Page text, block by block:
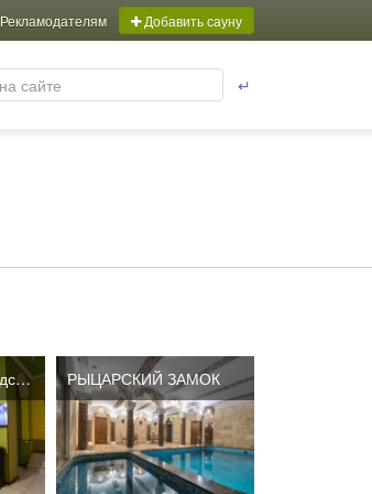
Добавить сауну
Рекламодателям
↵
Каскад на Автозаводской РЫЦАРСКИЙ ЗАМОК